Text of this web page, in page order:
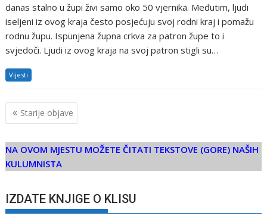
danas stalno u župi živi samo oko 50 vjernika. Međutim, ljudi
iseljeni iz ovog kraja često posjećuju svoj rodni kraj i pomažu
rodnu župu. Ispunjena župna crkva za patron župe to i
svjedoči. Ljudi iz ovog kraja na svoj patron stigli su…
Vijesti
Navigacija
objava
Starije objave
NA OVOM MJESTU MOŽETE ČITATI TEKSTOVE (GORE) NAŠIH
KULUMNISTA
IZDATE KNJIGE O KLISU